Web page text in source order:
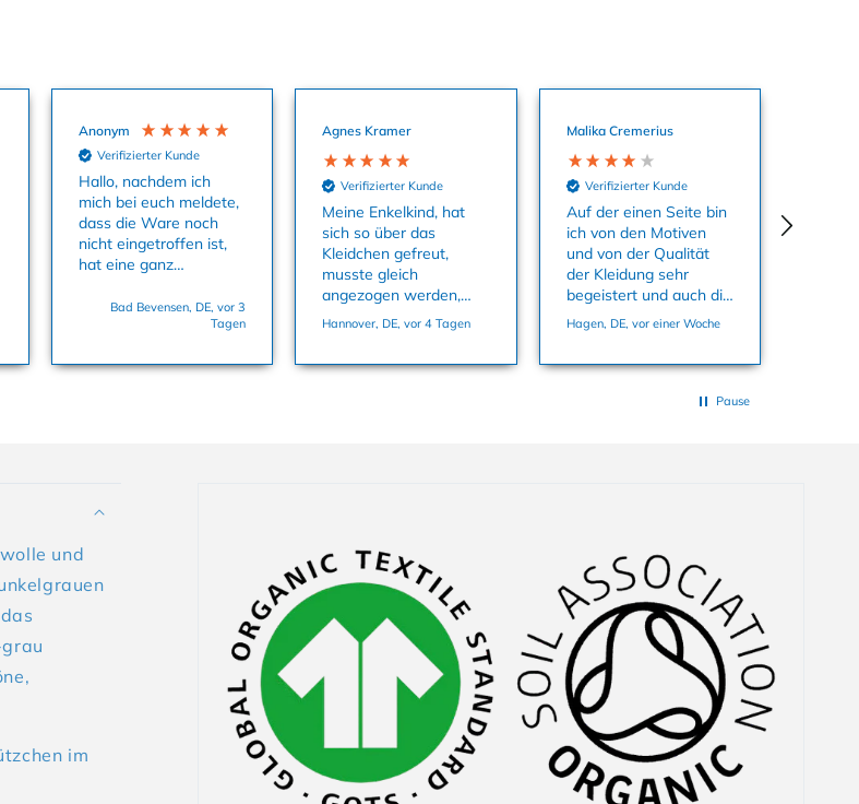
Anonym
Verifizierter Kunde
Hallo, nachdem ich
mich bei euch meldete,
dass die Ware noch
nicht eingetroffen ist,
hat eine ganz
uns sofort die
Babysachen zukommen
nochmals dafür. Viele
Bad Bevensen, DE, vor 3
Tagen
Agnes Kramer
Verifizierter Kunde
Meine Enkelkind, hat
sich so über das
Kleidchen gefreut,
musste gleich
angezogen werden,
dass Material ist super
und es passt in der
Hannover, DE, vor 4 Tagen
Malika Cremerius
Verifizierter Kunde
Auf der einen Seite bin
ich von den Motiven
und von der Qualität
der Kleidung sehr
begeistert und auch die
Farben sind echt toll.
Auf der anderen Seite
geärgert dass ich
Sachen kaufen konnte
weswegen ich mich
überhaupt für den Kauf
entschieden hatte. Der
Kundenservice hat mir
das zwar 1-2 Tage
danach direkt sehe
freundlich per E-Mail
mitgeteilt und auch
nachher den Preis
wieder erstattet aber
habe mich trotzdem
geärgert.
Hagen, DE, vor einer Woche
Pause
und
im